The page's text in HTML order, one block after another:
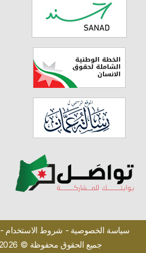
سياسة الخصوصية - شروط الاستخدام -
جميع الحقوق محفوظة © 2026 صندوق المعونة الوطنية